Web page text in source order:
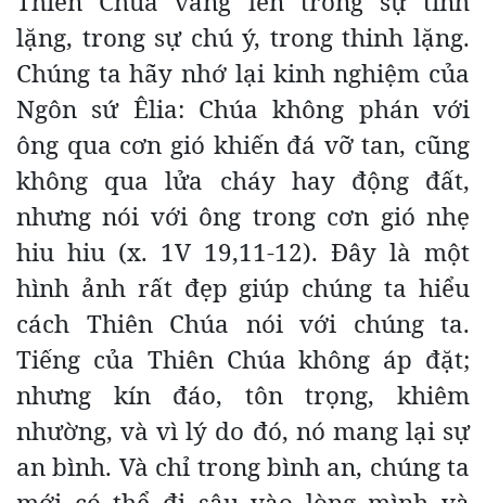
lặng, trong sự chú ý, trong thinh lặng.
Chúng ta hãy nhớ lại kinh nghiệm của
Ngôn sứ Êlia: Chúa không phán với
ông qua cơn gió khiến đá vỡ tan, cũng
không qua lửa cháy hay động đất,
nhưng nói với ông trong cơn gió nhẹ
hiu hiu (x. 1V 19,11-12). Đây là một
hình ảnh rất đẹp giúp chúng ta hiểu
cách Thiên Chúa nói với chúng ta.
Tiếng của Thiên Chúa không áp đặt;
nhưng kín đáo, tôn trọng, khiêm
nhường, và vì lý do đó, nó mang lại sự
an bình. Và chỉ trong bình an, chúng ta